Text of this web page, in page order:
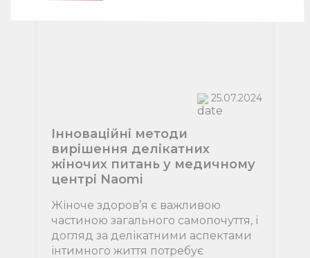
25.07.2024
Інноваційні методи
вирішення делікатних
жіночих питань у медичному
центрі Naomi
Жіноче здоров’я є важливою
частиною загального самопочуття, і
догляд за делікатними аспектами
інтимного життя потребує